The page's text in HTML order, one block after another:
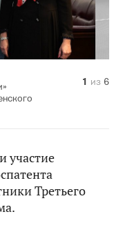
1 из 6
2 из 6
3 из 6
4 из 6
5 из 6
6 из 6
участие
Третьего